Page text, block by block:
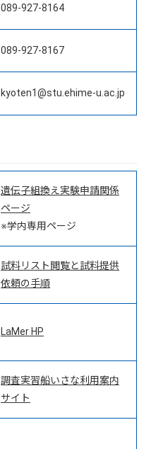
089-927-8164
089-927-8167
kyoten1@stu.ehime-u.ac.jp
遺伝子組換え実験申請関係
ページ
※学内専用ページ
試料リスト閲覧と試料提供
依頼の手順
LaMer HP
調査実習船いさな利用案内
サイト